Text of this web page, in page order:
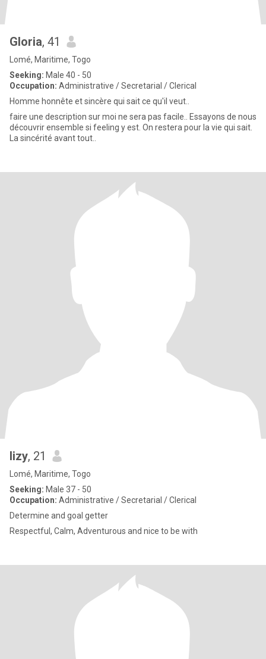
Gloria, 41
Lomé, Maritime, Togo
Seeking: Male 40 - 50
Occupation: Administrative / Secretarial / Clerical
Homme honnête et sincère qui sait ce qu'il veut..
faire une description sur moi ne sera pas facile.. Essayons de nous
découvrir ensemble si feeling y est. On restera pour la vie qui sait.
La sincérité avant tout..
lizy, 21
Lomé, Maritime, Togo
Seeking: Male 37 - 50
Occupation: Administrative / Secretarial / Clerical
Determine and goal getter
Respectful, Calm, Adventurous and nice to be with